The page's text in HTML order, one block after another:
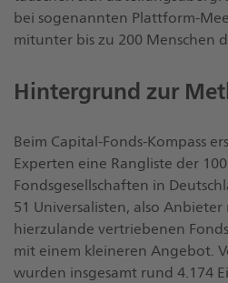
bei sogenannten Plattform-
mitunter bis zu 200 Menschen
Hintergrund zur
Beim Capital-Fonds-Kompass
Experten eine Rangliste der
Fondsgesellschaften in
51 Universalisten, also Anbieter
hierzulande vertriebenen
mit einem kleineren Angebot.
wurden insgesamt rund 4.174